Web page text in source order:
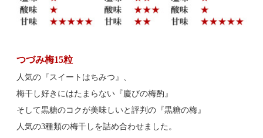
つづみ梅15粒
人気の『スイートはちみつ』、
梅干し好きにはたまらない『慶びの梅酌』
そして黒糖のコクが美味しいと評判の『黒糖の梅』
人気の3種類の梅干しを詰め合わせました。